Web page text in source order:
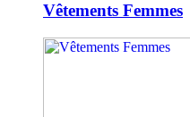
Vêtements Femmes